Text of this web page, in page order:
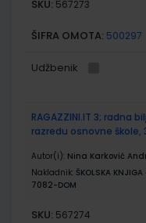
SKU: 567273
ŠIFRA OMOTA: 500297
Udžbenik
RAGAZZINI.IT 3; radna
razredu osnovne škole,
Autor(i): Nina Karković
Nakladnik: ŠKOLSKA
7082-DOM
SKU: 567274